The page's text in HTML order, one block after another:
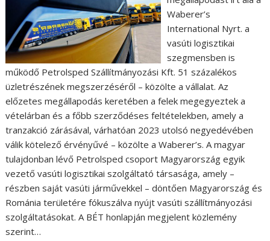
Waberer’s
International Nyrt. a
vasúti logisztikai
szegmensben is
működő Petrolsped Szállítmányozási Kft. 51 százalékos
üzletrészének megszerzéséről – közölte a vállalat. Az
előzetes megállapodás keretében a felek megegyeztek a
vételárban és a főbb szerződéses feltételekben, amely a
tranzakció zárásával, várhatóan 2023 utolsó negyedévében
válik kötelező érvényűvé – közölte a Waberer’s. A magyar
tulajdonban lévő Petrolsped csoport Magyarország egyik
vezető vasúti logisztikai szolgáltató társasága, amely –
részben saját vasúti járművekkel – döntően Magyarország és
Románia területére fókuszálva nyújt vasúti szállítmányozási
szolgáltatásokat. A BÉT honlapján megjelent közlemény
szerint…